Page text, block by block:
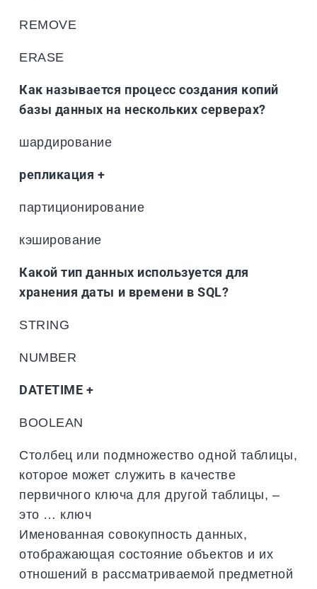
REMOVE
ERASE
Как называется процесс создания копий
базы данных на нескольких серверах?
шардирование
репликация +
партиционирование
кэширование
Какой тип данных используется для
хранения даты и времени в SQL?
STRING
NUMBER
DATETIME +
BOOLEAN
Столбец или подмножество одной таблицы,
которое может служить в качестве
первичного ключа для другой таблицы, –
это … ключ
Именованная совокупность данных,
отображающая состояние объектов и их
отношений в рассматриваемой предметной